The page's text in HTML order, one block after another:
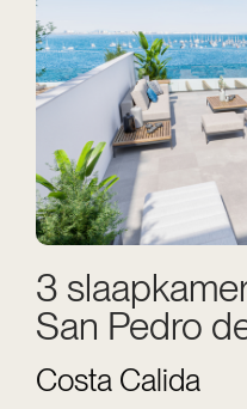
3
San Pedro
Costa Calida